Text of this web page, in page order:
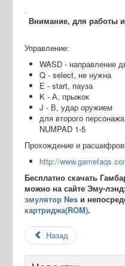
.
Внимание, для работы
Управление:
WASD - направление
Q - select, не нужна
E - start, пауза
K - А, прыжок
J - В, удар оружием
для второго
NUMPAD 1-5
Прохождение и
http://
Бесплатно скачать
можно на сайте Эму-
эмулятор Nes и
картриджа(ROM).
Назад